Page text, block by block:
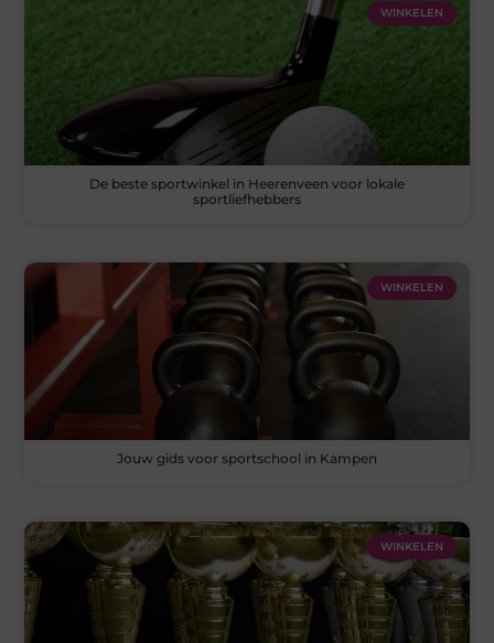
WINKELEN
De beste sportwinkel in Heerenveen voor lokale
sportliefhebbers
WINKELEN
Jouw gids voor sportschool in Kampen
WINKELEN